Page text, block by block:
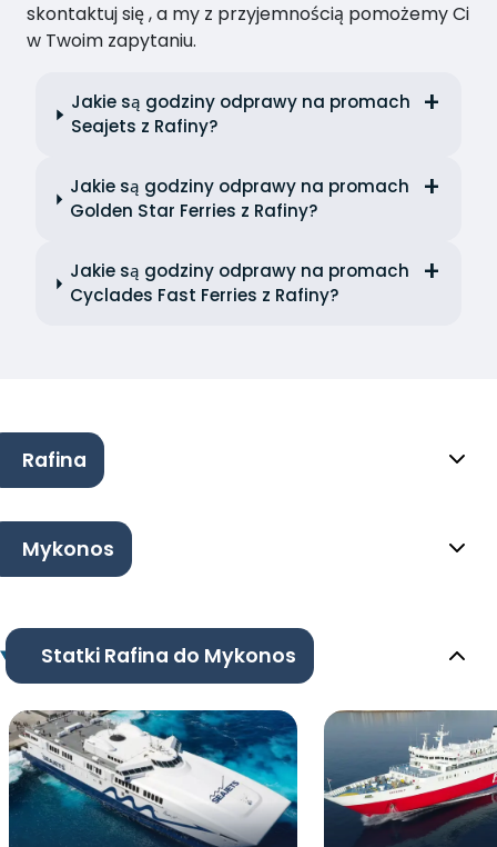
skontaktuj się , a my z przyjemnością pomożemy Ci
w Twoim zapytaniu.
Jakie są godziny odprawy na promach
Seajets z Rafiny?
Jakie są godziny odprawy na promach
Golden Star Ferries z Rafiny?
Jakie są godziny odprawy na promach
Cyclades Fast Ferries z Rafiny?
Rafina
Mykonos
Statki Rafina do Mykonos